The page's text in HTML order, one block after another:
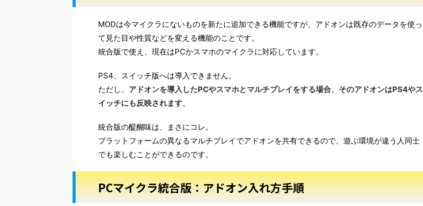
MODは今マイクラにないものを新たに追加できる機能ですが、アドオンは既存のデータを使っ
て見た目や性質などを変える機能のことです。
統合版で使え、現在はPCかスマホのマイクラに対応しています。
PS4、スイッチ版へは導入できません。
ただし、 アドオンを導入したPCやスマホとマルチプレイをする場合、そのアドオンはPS4やス
イッチにも反映されます。
統合版の醍醐味は、まさにコレ。
プラットフォームの異なるマルチプレイでアドオンを共有できるので、遊ぶ環境が違う人同士
でも楽しむことができるのです。
PCマイクラ統合版：アドオン入れ方手順